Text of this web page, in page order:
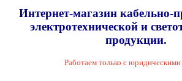
Интернет-магазин кабельно-
электротехнической и
продукции.
Работаем только с